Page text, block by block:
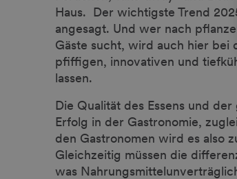
Haus. Der wichtigste Trend
angesagt. Und wer nach
Gäste sucht, wird auch hier bei
pfiffigen, innovativen und
lassen.
Die Qualität des Essens und
Erfolg in der Gastronomie,
den Gastronomen wird es also
Gleichzeitig müssen die
was